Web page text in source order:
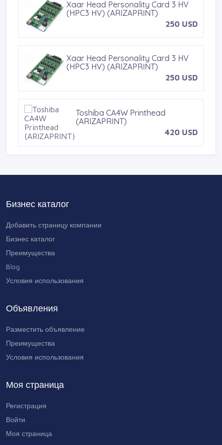
Xaar Head Personality Card 3 HV
(HPC3 HV) (ARIZAPRINT)
250 USD
Xaar Head Personality Card 3 HV
(HPC3 HV) (ARIZAPRINT)
250 USD
Toshiba CA4W Printhead
(ARIZAPRINT)
420 USD
(ARIZAPRINT)
Бизнес каталог
Добавить страницу компании
Бизнес каталог
Преимущества
Blog
Условия использования
Объявления
Разместить объявление
Преимущества
Условия использования
Моя страница
Регистрация
Войти
Моя страница